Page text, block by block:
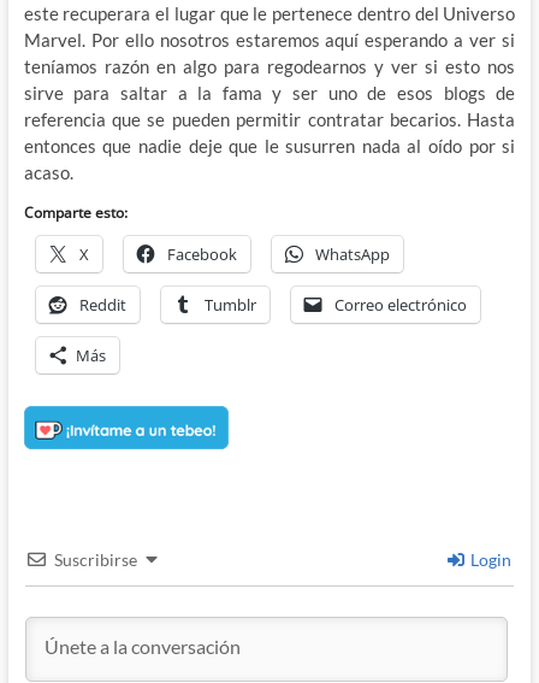
este recuperara el lugar que le pertenece dentro del Universo
Marvel. Por ello nosotros estaremos aquí esperando a ver si
teníamos razón en algo para regodearnos y ver si esto nos
sirve para saltar a la fama y ser uno de esos blogs de
referencia que se pueden permitir contratar becarios. Hasta
entonces que nadie deje que le susurren nada al oído por si
acaso.
Comparte esto:
X Facebook WhatsApp
Reddit Tumblr Correo electrónico
Más
Suscribirse Login